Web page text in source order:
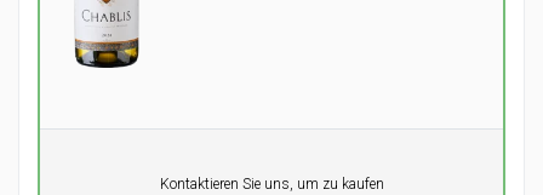
Kontaktieren Sie uns, um zu kaufen